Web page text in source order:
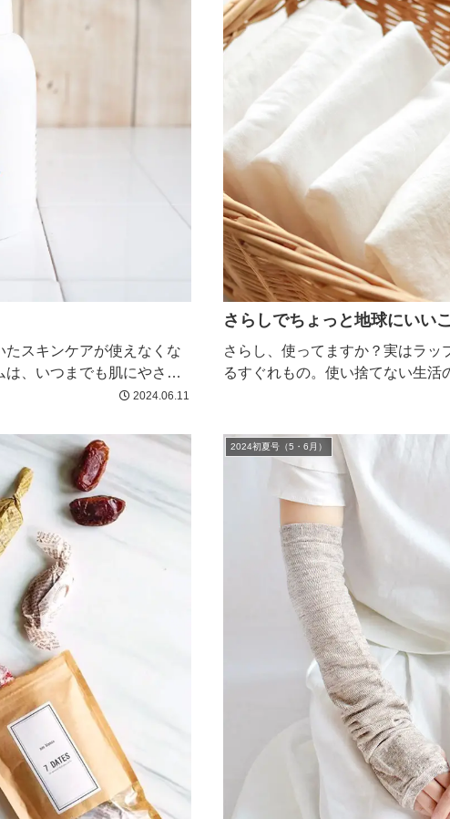
スキンケアが使えなくな
、いつまでも肌にやさし
2024.06.11
さらしでちょっと地球にいい
さらし、使ってますか？実はラッ
るすぐれもの。使い捨てない生活
2024初夏号（5・6月）